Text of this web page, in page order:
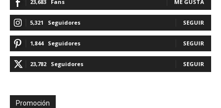
23,683 Fans ME GUSTA
5,321 Seguidores SEGUIR
1,844 Seguidores SEGUIR
23,782 Seguidores SEGUIR
Promoción